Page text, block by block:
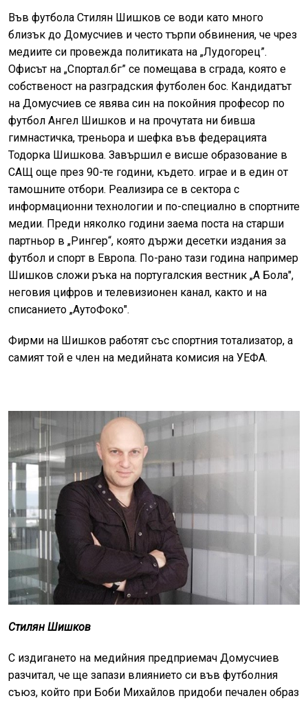
Във футбола Стилян Шишков се води като много
близък до Домусчиев и често търпи обвинения, че чрез
медиите си провежда политиката на „Лудогорец”.
Офисът на „Спортал.бг” се помещава в сграда, която е
собственост на разградския футболен бос. Кандидатът
на Домусчиев се явява син на покойния професор по
футбол Ангел Шишков и на прочутата ни бивша
гимнастичка, треньора и шефка във федерацията
Тодорка Шишкова. Завършил е висше образование в
САЩ още през 90-те години, където. играе и в един от
тамошните отбори. Реализира се в сектора с
информационни технологии и по-специално в спортните
медии. Преди няколко години заема поста на старши
партньор в „Рингер“, която държи десетки издания за
футбол и спорт в Европа. По-рано тази година например
Шишков сложи ръка на португалския вестник „А Бола",
неговия цифров и телевизионен канал, както и на
списанието „АутоФоко".
Фирми на Шишков работят със спортния тотализатор, а
самият той е член на медийната комисия на УЕФА.
Стилян Шишков
С издигането на медийния предприемач Домусчиев
разчитал, че ще запази влиянието си във футболния
съюз, който при Боби Михайлов придоби печален образ